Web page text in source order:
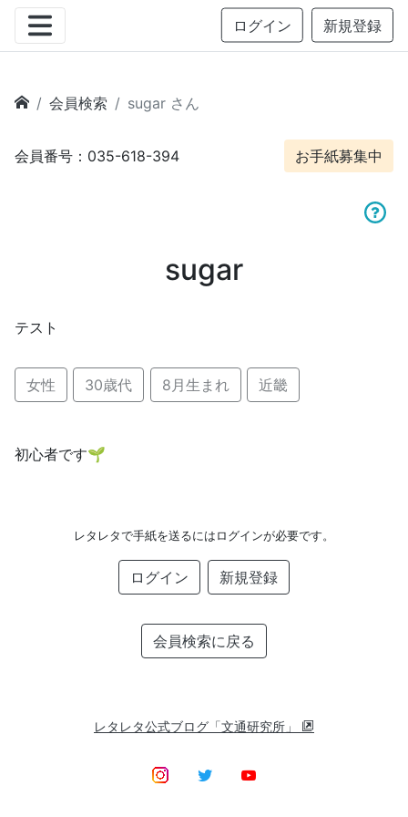
ログイン 新規登録
会員検索 sugar さん
会員番号：035-618-394 お手紙募集中
sugar
テスト
女性 30歳代 8月生まれ 近畿
初心者です‪🌱‬
レタレタで手紙を送るにはログインが必要です。
ログイン 新規登録
会員検索に戻る
レタレタ公式ブログ「文通研究所」